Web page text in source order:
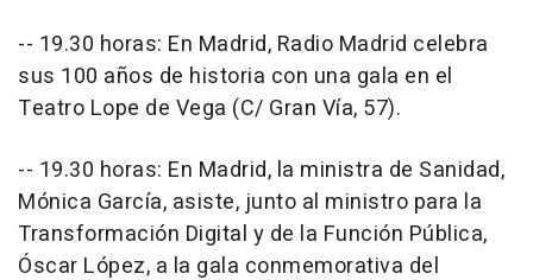
-- 19.30 horas: En Madrid, Radio Madrid celebra
sus 100 años de historia con una gala en el
Teatro Lope de Vega (C/ Gran Vía, 57).
-- 19.30 horas: En Madrid, la ministra de Sanidad,
Mónica García, asiste, junto al ministro para la
Transformación Digital y de la Función Pública,
Óscar López, a la gala conmemorativa del